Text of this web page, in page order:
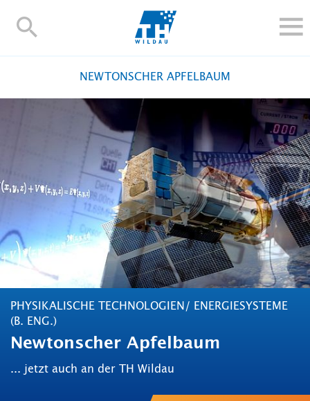
TH-
FORSCHUNG UND TRANSFER
INTERNATIONAL
BESCHÄFTIGTE
Kontakt und Anfahrt Webmail Moodle
TH Online-Portal Personensuche English
NEWTONSCHER APFELBAUM
PHYSIKALISCHE TECHNOLOGIEN/ ENERGIESYSTEME
(B. ENG.)
Newtonscher Apfelbaum
... jetzt auch an der TH Wildau